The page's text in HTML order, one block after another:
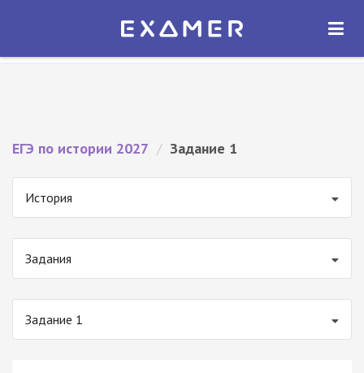
Экзамер — ЕГЭ 2027
ОТКРЫТЬ
ЕГЭ по истории 2027 / Задание 1
История
Задания
Задание 1